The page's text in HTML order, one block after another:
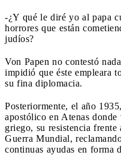
-¿Y qué le diré yo al papa
horrores que están
judíos?
Von Papen no contestó
impidió que éste empleara
su fina diplomacia.
Posteriormente, el año
apostólico en Atenas
grie­go, su resistencia
Guerra Mundial,
continuas ayudas en forma